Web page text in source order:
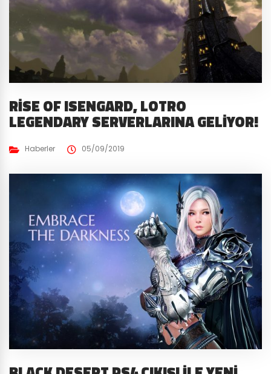
RISE OF ISENGARD, LOTRO
LEGENDARY SERVERLARINA GELIYOR!
Haberler 05/09/2019